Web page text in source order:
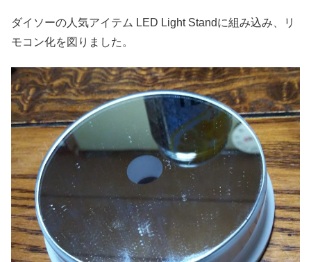
ダイソーの人気アイテム LED Light Standに組み込み、リ
モコン化を図りました。